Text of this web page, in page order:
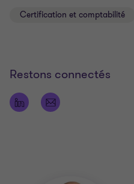
Certification et comptabilité
Restons connectés